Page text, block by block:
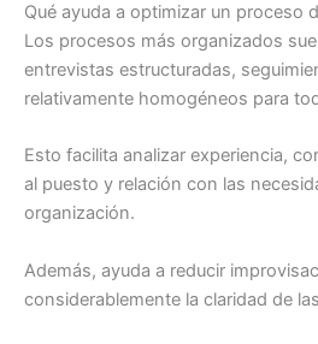
Qué ayuda a optimizar un proceso
Los procesos más organizados
entrevistas estructuradas,
relativamente homogéneos para
Esto facilita analizar experiencia,
al puesto y relación con las
organización.
Además, ayuda a reducir
considerablemente la claridad de